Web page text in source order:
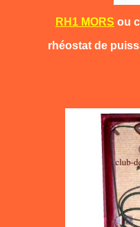
RH1 MORS ou
rhéostat de